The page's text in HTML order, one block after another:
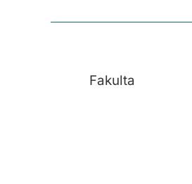
Fakulta